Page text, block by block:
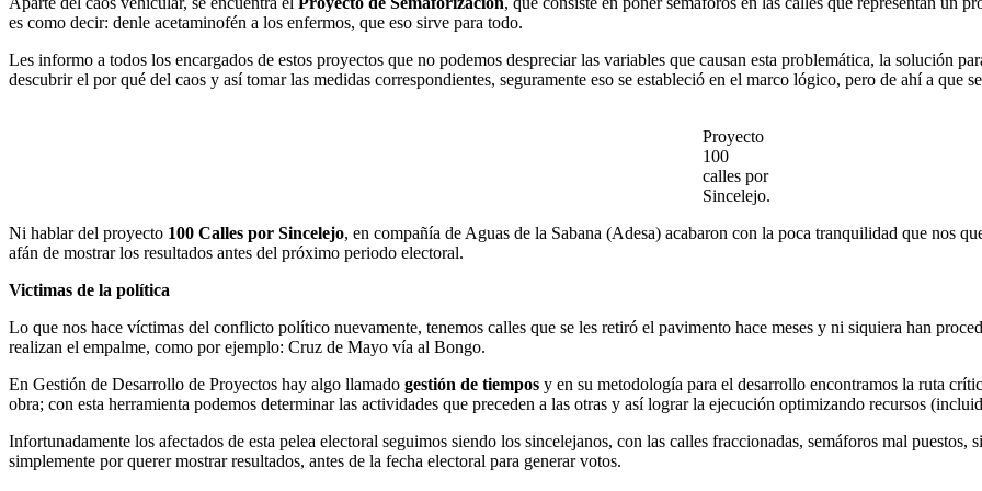
es como decir: denle acetaminofén a los enfermos, que eso sirve para todo.
Les informo a todos los encargados de estos proyectos que no podemos despreciar las variables que causan esta problemática, la solución
descubrir el por qué del caos y así tomar las medidas correspondientes, seguramente eso se estableció en el marco lógico, pero de ahí a que
Proyecto
100
calles por
Sincelejo.
Ni hablar del proyecto 100 Calles por Sincelejo, en compañía de Aguas de la Sabana (Adesa) acabaron con la poca tranquilidad que nos
afán de mostrar los resultados antes del próximo periodo electoral.
Victimas de la política
Lo que nos hace víctimas del conflicto político nuevamente, tenemos calles que se les retiró el pavimento hace meses y ni siquiera han
realizan el empalme, como por ejemplo: Cruz de Mayo vía al Bongo.
En Gestión de Desarrollo de Proyectos hay algo llamado gestión de tiempos y en su metodología para el desarrollo encontramos la ruta
obra; con esta herramienta podemos determinar las actividades que preceden a las otras y así lograr la ejecución optimizando recursos
Infortunadamente los afectados de esta pelea electoral seguimos siendo los sincelejanos, con las calles fraccionadas, semáforos mal
simplemente por querer mostrar resultados, antes de la fecha electoral para generar votos.